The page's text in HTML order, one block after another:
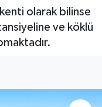
olarak bilinse
ve köklü